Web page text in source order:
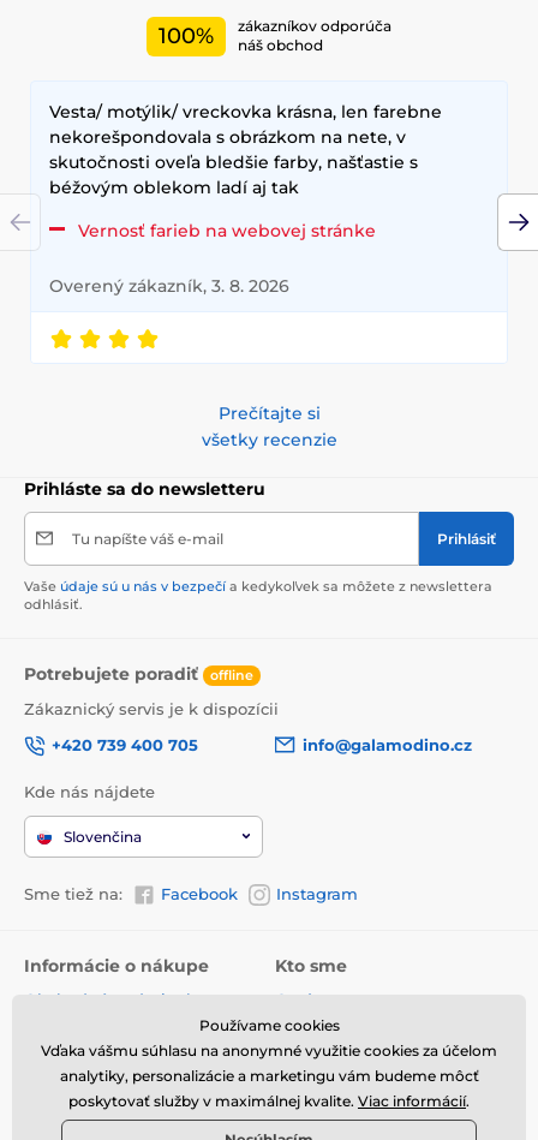
100%
zákazníkov odporúča
náš obchod
Vesta/ motýlik/ vreckovka krásna, len farebne
nekorešpondovala s obrázkom na nete, v
skutočnosti oveľa bledšie farby, našťastie s
béžovým oblekom ladí aj tak
Vernosť farieb na webovej stránke
Overený zákazník, 3. 8. 2026
Prečítajte si
všetky recenzie
Prihláste sa do newsletteru
Tu napíšte váš e-mail Prihlásiť
Vaše údaje sú u nás v bezpečí a kedykoľvek sa môžete z newslettera
odhlásiť.
Potrebujete poradiť offline
Zákaznický servis je k dispozícii
+420 739 400 705
info@galamodino.cz
Kde nás nájdete
Slovenčina
Sme tiež na: Facebook Instagram
Informácie o nákupe
Obchodné podmienky
Vrátenie tovaru a reklamácie
Online vrátenie a reklamácia
Kto sme
O nás
Kontaktné údaje
Ochrana osobných údajov
Spolupráca s Galamodino
Používame cookies
Vďaka vášmu súhlasu na anonymné využitie cookies za účelom
analytiky, personalizácie a marketingu vám budeme môcť
poskytovať služby v maximálnej kvalite. Viac informácií.